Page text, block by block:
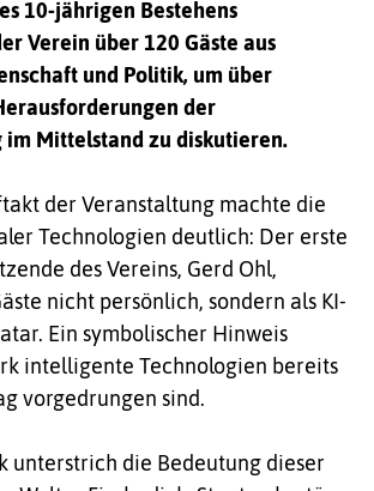
10-jährigen Bestehens
Verein über 120 Gäste aus
und Politik, um über
der
Mittelstand zu diskutieren.
der Veranstaltung machte die
Technologien deutlich: Der erste
des Vereins, Gerd Ohl,
nicht persönlich, sondern als KI-
Ein symbolischer Hinweis
intelligente Technologien bereits
vorgedrungen sind.
unterstrich die Bedeutung dieser